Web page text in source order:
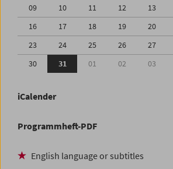
09
10 11 12 13
16
17 18 19 20
23
24 25 26 27
30
31 01 02 03
iCalender
Programmheft-PDF
English language or subtitles